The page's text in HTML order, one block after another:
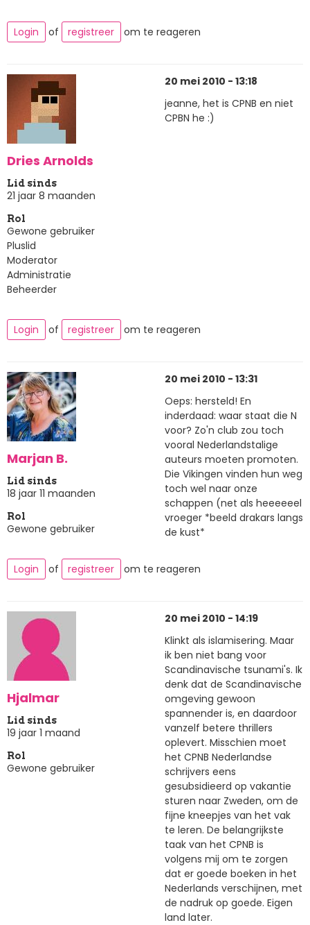
Login of registreer om te reageren
Dries Arnolds
Lid sinds
21 jaar 8 maanden
Rol
Gewone gebruiker
Pluslid
Moderator
Administratie
Beheerder
20 mei 2010 - 13:18
jeanne, het is CPNB en niet
CPBN he :)
Login of registreer om te reageren
Marjan B.
Lid sinds
18 jaar 11 maanden
Rol
Gewone gebruiker
20 mei 2010 - 13:31
Oeps: hersteld! En
inderdaad: waar staat die N
voor? Zo'n club zou toch
vooral Nederlandstalige
auteurs moeten promoten.
Die Vikingen vinden hun weg
toch wel naar onze
schappen (net als heeeeeel
vroeger *beeld drakars langs
de kust*
Login of registreer om te reageren
Hjalmar
Lid sinds
19 jaar 1 maand
Rol
Gewone gebruiker
20 mei 2010 - 14:19
Klinkt als islamisering. Maar
ik ben niet bang voor
Scandinavische tsunami's. Ik
denk dat de Scandinavische
omgeving gewoon
spannender is, en daardoor
vanzelf betere thrillers
oplevert. Misschien moet
het CPNB Nederlandse
schrijvers eens
gesubsidieerd op vakantie
sturen naar Zweden, om de
fijne kneepjes van het vak
te leren. De belangrijkste
taak van het CPNB is
volgens mij om te zorgen
dat er goede boeken in het
Nederlands verschijnen, met
de nadruk op goede. Eigen
land later.